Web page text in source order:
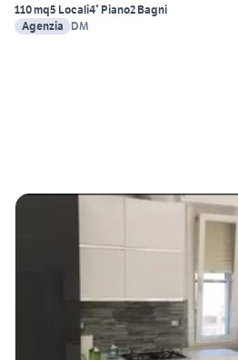
110 mq5 Locali4° Piano2 Bagni
Agenzia
DM